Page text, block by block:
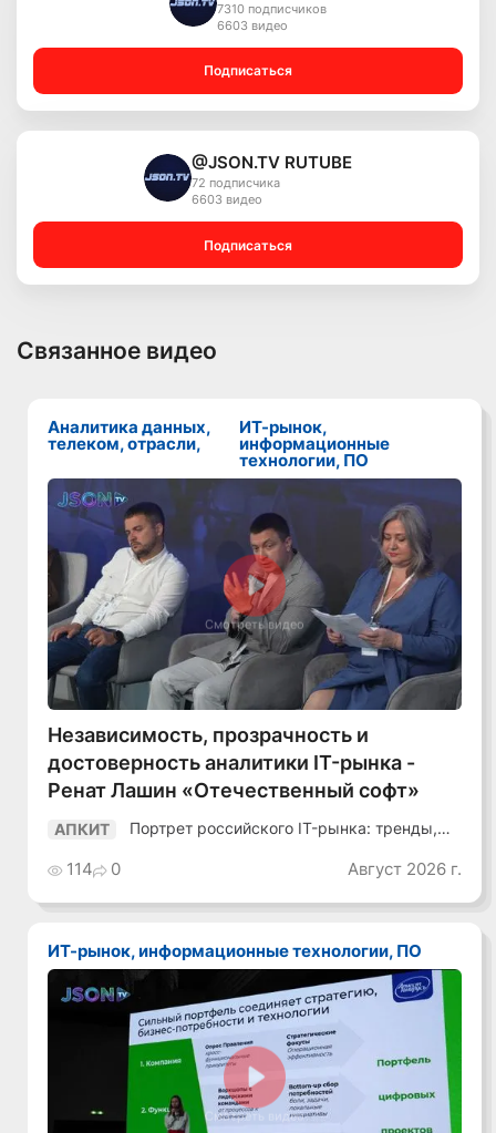
7310 подписчиков
6603 видео
Подписаться
@JSON.TV RUTUBE
72 подписчика
6603 видео
Подписаться
Связанное видео
Аналитика данных,
телеком, отрасли,
ИТ-рынок,
информационные
технологии, ПО
Смотреть видео
Независимость, прозрачность и
достоверность аналитики IT-рынка -
Ренат Лашин «Отечественный софт»
АПКИТ
Портрет российского IT-рынка: тренды,
114 0 Август 2026 г.
ИТ-рынок, информационные технологии, ПО
Смотреть видео